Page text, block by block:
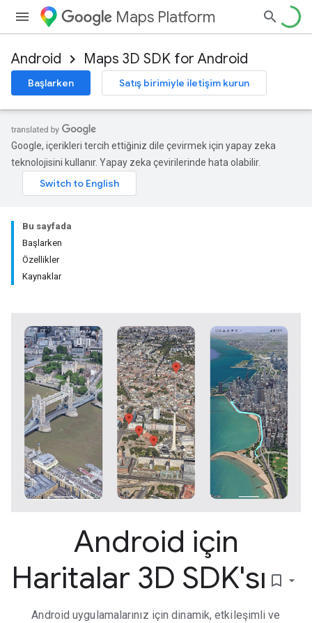
Maps Platform
Android Maps 3D SDK for Android
Başlarken Satış birimiyle iletişim kurun
Google, içerikleri tercih ettiğiniz dile çevirmek için yapay zeka
teknolojisini kullanır. Yapay zeka çevirilerinde hata olabilir.
Bu sayfada
Başlarken
Özellikler
Kaynaklar
Android için
Haritalar 3D SDK'sı bookmark_border
Android uygulamalarınız için dinamik, etkileşimli ve